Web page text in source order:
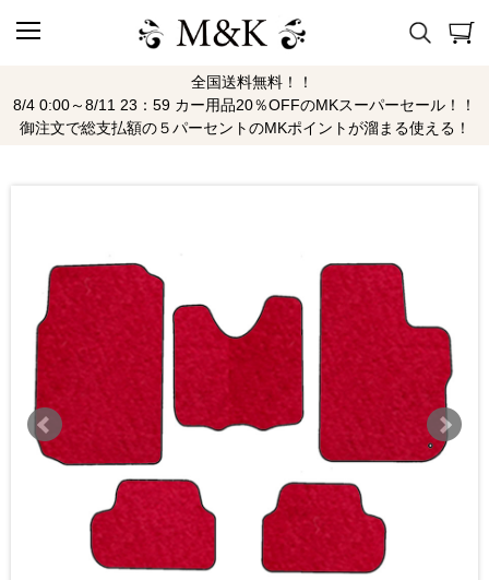
全国送料無料！！
8/4 0:00～8/11 23：59 カー用品20％OFFのMKスーパーセール！！
御注文で総支払額の５パーセントのMKポイントが溜まる使える！